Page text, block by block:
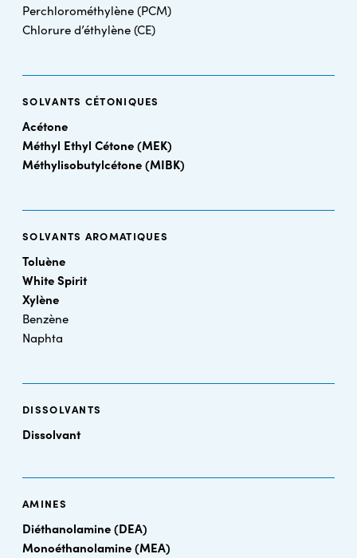
Perchlorométhylène (PCM)
Chlorure d’éthylène (CE)
SOLVANTS CÉTONIQUES
Acétone
Méthyl Ethyl Cétone (MEK)
Méthylisobutylcétone (MIBK)
SOLVANTS AROMATIQUES
Toluène
White Spirit
Xylène
Benzène
Naphta
DISSOLVANTS
Dissolvant
AMINES
Diéthanolamine (DEA)
Monoéthanolamine (MEA)